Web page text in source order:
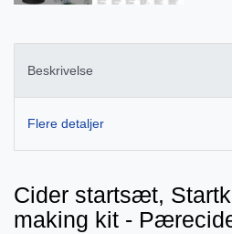
Beskrivelse
Flere detaljer
Cider startsæt,
making kit -